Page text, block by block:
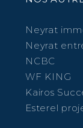
Neyrat
Neyrat
NCBC
WF KING
Kairos
Esterel